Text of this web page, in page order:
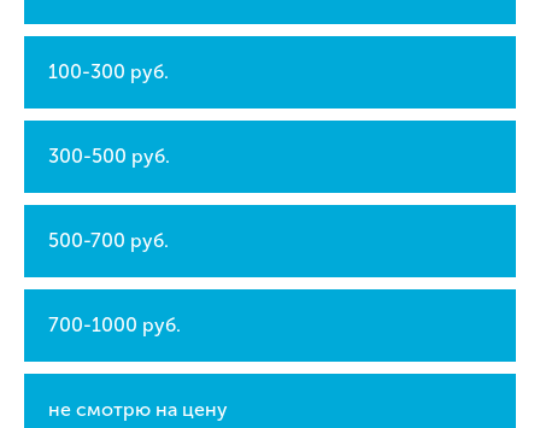
100-300 руб.
300-500 руб.
500-700 руб.
700-1000 руб.
не смотрю на цену